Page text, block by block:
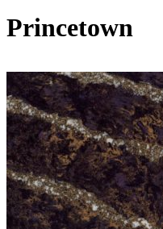
Princetown